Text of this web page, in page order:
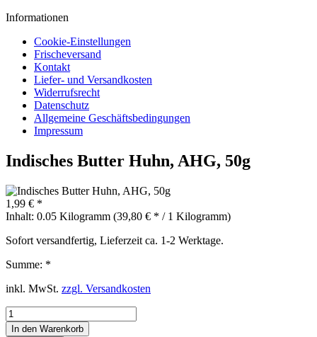
Informationen
Cookie-Einstellungen
Frischeversand
Kontakt
Liefer- und Versandkosten
Widerrufsrecht
Datenschutz
Allgemeine Geschäftsbedingungen
Impressum
Indisches Butter Huhn, AHG, 50g
1,99 € *
Inhalt: 0.05 Kilogramm (39,80 € * / 1 Kilogramm)
Sofort versandfertig, Lieferzeit ca. 1-2 Werktage.
Summe: *
inkl. MwSt. zzgl. Versandkosten
In den Warenkorb